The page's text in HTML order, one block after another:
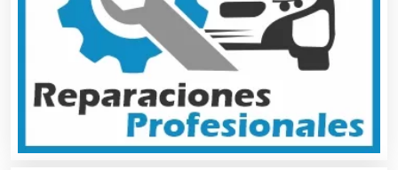
Asesores Técnicos
Asesoría Fiscal